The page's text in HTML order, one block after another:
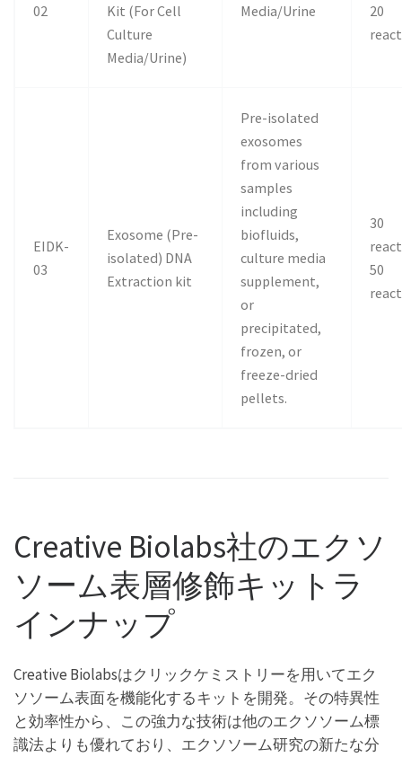
02
Kit (For Cell
Culture
Media/Urine)
Media/Urine
20
EIDK-
03
Exosome (Pre-
isolated) DNA
Extraction kit
Pre-isolated
exosomes
from various
samples
including
biofluids,
culture media
supplement,
or
precipitated,
frozen, or
freeze-dried
pellets.
30
50
Creative Biolabs社のエクソ
ソーム表層修飾キットラ
インナップ
Creative Biolabsはクリックケミストリーを用いてエク
ソソーム表面を機能化するキットを開発。その特異性
と効率性から、この強力な技術は他のエクソソーム標
識法よりも優れており、エクソソーム研究の新たな分